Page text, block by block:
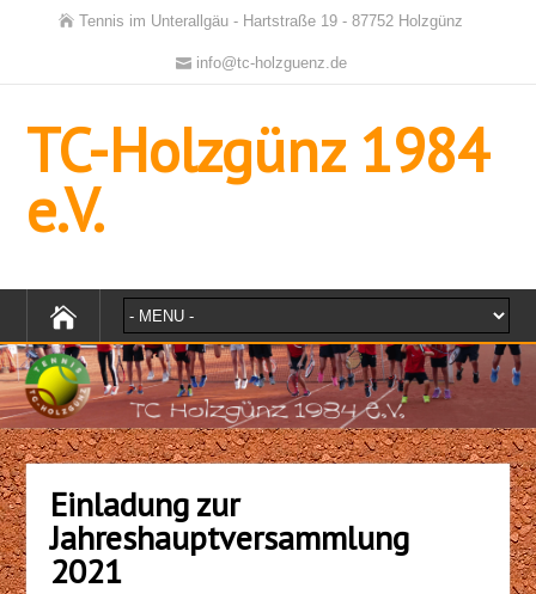
Tennis im Unterallgäu - Hartstraße 19 - 87752 Holzgünz
info@tc-holzguenz.de
TC-Holzgünz 1984
e.V.
Einladung zur
Jahreshauptversammlung
2021